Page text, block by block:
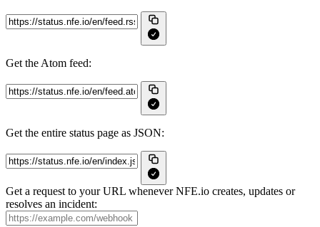
Get the Atom feed:
Get the entire status page as JSON:
Get a request to your URL whenever NFE.io creates, updates or
resolves an incident: